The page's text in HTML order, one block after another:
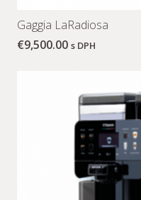
Gaggia LaRadiosa
€9,500.00 s DPH